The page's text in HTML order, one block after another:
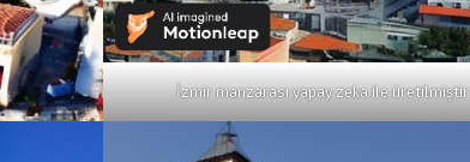
İzmir manzarası yapay zeka ile üretilmiştir